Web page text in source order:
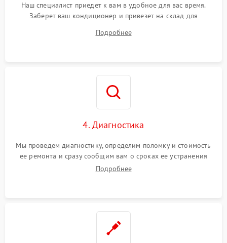
Наш специалист приедет к вам в удобное для вас время.
Заберет ваш кондиционер и привезет на склад для
Подробнее
4. Диагностика
Мы проведем диагностику, определим поломку и стоимость
ее ремонта и сразу сообщим вам о сроках ее устранения
Подробнее